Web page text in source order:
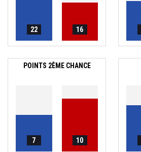
22 16
POINTS 2ÈME CHANCE
7 10